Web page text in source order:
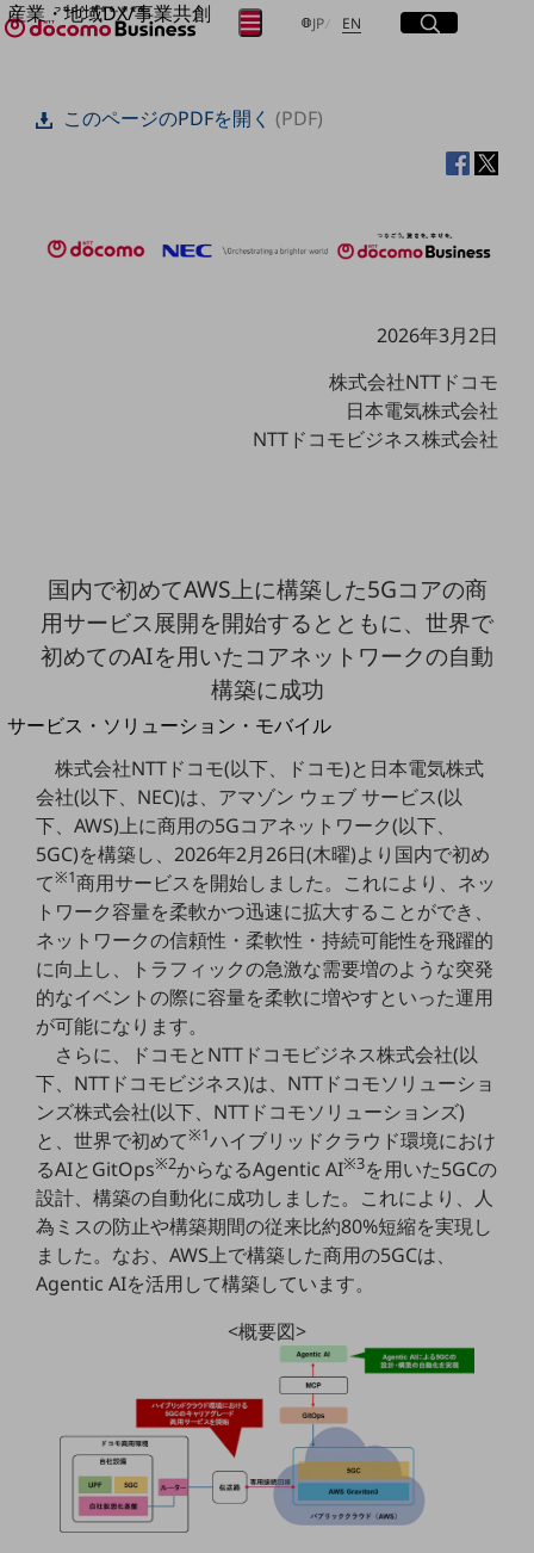
産業・地域DX/事業共創
OPEN HUB for Plural Futures
OPEN HUB for Plural Futuresとは
Smart World
LGPF(Local Government Platform)
別ウィンドウで開きます
サービス・ソリューション・モバイル
DXに関する課題を解決する
サービス・ソリューションをご紹介
カテゴリーで探す
カテゴリーで探すTOP
ネットワーク・モバイル
クラウド・データセンター
電話・映像コミュニケーション
セキュリティ
データ利活用
運用管理
課題・ニーズで探すTOP
コミュニケーション・情報共有
マーケティング
業務効率化
JP日本語
EN Englishサイト内検索
開く
メニュー
開く
フリーワードを入力して探す
フリーワードでNTTドコモビジネスの
取り組みを検索
検索する
このページのPDFを開く(PDF)
2026年3月2日
株式会社NTTドコモ
日本電気株式会社
NTTドコモビジネス株式会社
国内で初めてAWS上に構築した5Gコアの商
用サービス展開を開始するとともに、世界で
初めてのAIを用いたコアネットワークの自動
構築に成功
株式会社NTTドコモ(以下、ドコモ)と日本電気株式
会社(以下、NEC)は、アマゾン ウェブ サービス(以
下、AWS)上に商用の5Gコアネットワーク(以下、
5GC)を構築し、2026年2月26日(木曜)より国内で初め
て※1商用サービスを開始しました。これにより、ネッ
トワーク容量を柔軟かつ迅速に拡大することができ、
ネットワークの信頼性・柔軟性・持続可能性を飛躍的
に向上し、トラフィックの急激な需要増のような突発
的なイベントの際に容量を柔軟に増やすといった運用
が可能になります。
さらに、ドコモとNTTドコモビジネス株式会社(以
下、NTTドコモビジネス)は、NTTドコモソリューショ
ンズ株式会社(以下、NTTドコモソリューションズ)
と、世界で初めて※1ハイブリッドクラウド環境におけ
るAIとGitOps※2からなるAgentic AI※3を用いた5GCの
設計、構築の自動化に成功しました。これにより、人
為ミスの防止や構築期間の従来比約80%短縮を実現し
ました。なお、AWS上で構築した商用の5GCは、
Agentic AIを活用して構築しています。
<概要図>